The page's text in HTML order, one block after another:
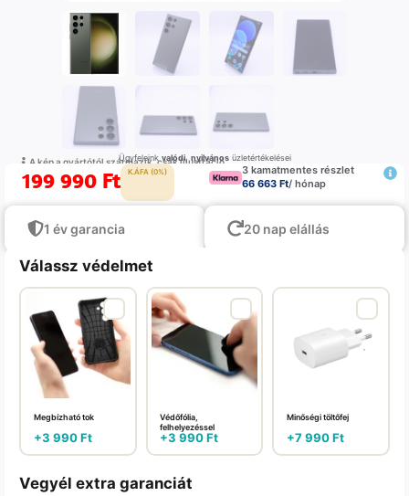
A kép a gyártótól származik, csak illustráció
Ügyfeleinkvalódi,nyilvánosüzletértékelései
199 990 Ft K.ÁFA (0%)
3 kamatmentes részlet
66 663 Ft/ hónap
1 év garancia 20 nap elállás
Válassz védelmet
Megbízható tok
+3 990Ft
Védőfólia,
felhelyezéssel
+3 990Ft
Minőségi töltőfej
+7 990Ft
Vegyél extra garanciát